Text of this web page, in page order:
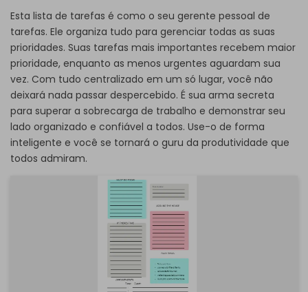
Clique aqui para baixar e usar este modelo.
Lembre-se de que o arquivoeddxdeve ser aberto no
Se ainda não possui o EdrawMax, você pode baixá-lo
EdrawMaxEste link direcionará
site oficial de download do EdrawMax.
Esta lista de tarefas é como o seu gerente pessoal de
tarefas. Ele organiza tudo para gerenciar todas as suas
prioridades. Suas tarefas mais importantes recebem maior
prioridade, enquanto as menos urgentes aguardam sua
vez. Com tudo centralizado em um só lugar, você não
deixará nada passar despercebido. É sua arma secreta
para superar a sobrecarga de trabalho e demonstrar seu
lado organizado e confiável a todos. Use-o de forma
inteligente e você se tornará o guru da produtividade que
todos admiram.